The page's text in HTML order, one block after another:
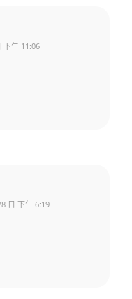
下午 11:06
日 下午 6:19